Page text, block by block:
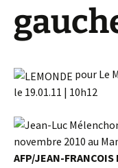
pour Le
le 19.01.11 | 10h12
AFP/JEAN-FRANCOIS